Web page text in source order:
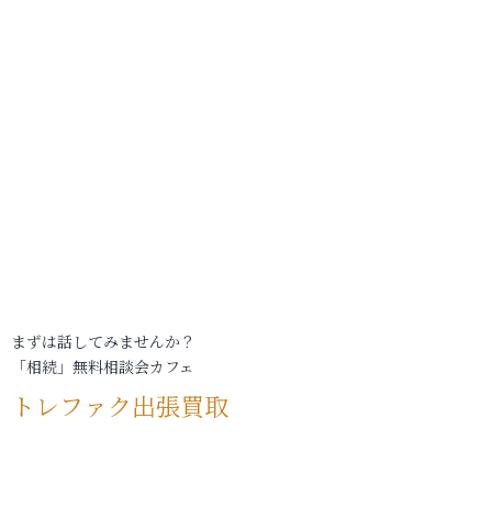
まずは話してみませんか？
「相続」無料相談会カフェ
トレファク出張買取